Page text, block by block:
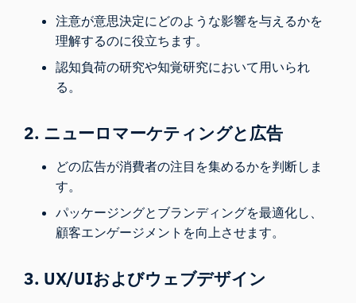
注意が意思決定にどのような影響を与えるかを
理解するのに役立ちます。
認知負荷の研究や知覚研究において用いられ
る。
2. ニューロマーケティングと広告
どの広告が消費者の注目を集めるかを判断しま
す。
パッケージングとブランディングを最適化し、
顧客エンゲージメントを向上させます。
3. UX/UIおよびウェブデザイン